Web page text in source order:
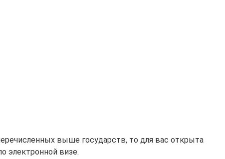
выше государств, то для вас открыта
электронной визе.